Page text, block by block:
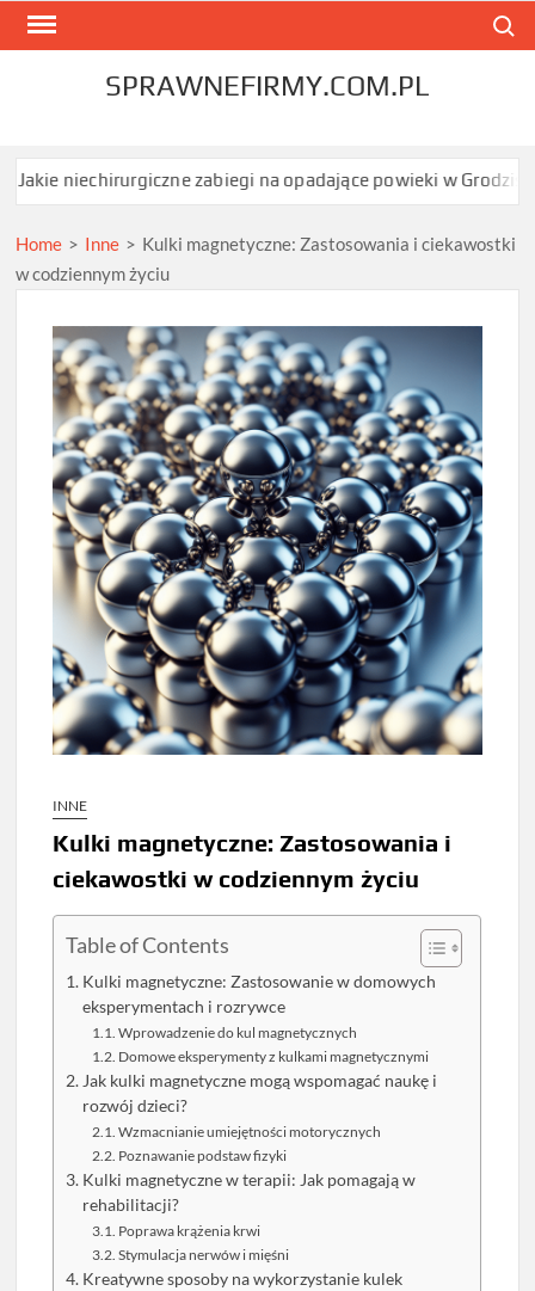
Skip
SPRAWNEFIRMY.COM.PL
zabiegi na opadające powieki w Grodzisku
Home > Inne > Kulki magnetyczne: Zastosowania i ciekawostki
w codziennym życiu
INNE
Kulki magnetyczne: Zastosowania i
ciekawostki w codziennym życiu
Table of Contents
Kulki magnetyczne: Zastosowanie w domowych
eksperymentach i rozrywce
Wprowadzenie do kul magnetycznych
Domowe eksperymenty z kulkami magnetycznymi
Jak kulki magnetyczne mogą wspomagać naukę i
rozwój dzieci?
Wzmacnianie umiejętności motorycznych
Poznawanie podstaw fizyki
Kulki magnetyczne w terapii: Jak pomagają w
rehabilitacji?
Poprawa krążenia krwi
Stymulacja nerwów i mięśni
Kreatywne sposoby na wykorzystanie kulek